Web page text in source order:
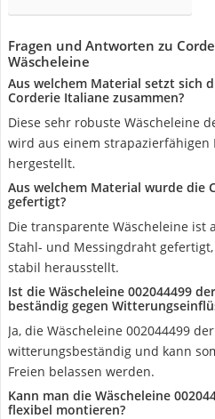
Fragen und Antworten zu
Wäscheleine
Aus welchem Material setzt sich
Corderie Italiane zusammen?
Diese sehr robuste Wäscheleine
wird aus einem strapazierfähigen
hergestellt.
Aus welchem Material wurde die
gefertigt?
Die transparente Wäscheleine ist
Stahl- und Messingdraht
stabil herausstellt.
Ist die Wäscheleine 002044499
beständig gegen
Ja, die Wäscheleine 002044499
witterungsbeständig und kann
Freien belassen werden.
Kann man die Wäscheleine
flexibel montieren?